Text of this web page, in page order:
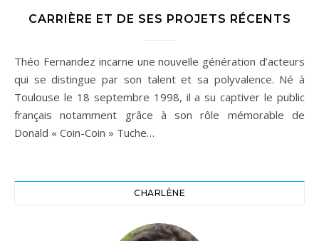
CARRIÈRE ET DE SES PROJETS RÉCENTS
Théo Fernandez incarne une nouvelle génération d’acteurs
qui se distingue par son talent et sa polyvalence. Né à
Toulouse le 18 septembre 1998, il a su captiver le public
français notamment grâce à son rôle mémorable de
Donald « Coin-Coin » Tuche…
CHARLÈNE